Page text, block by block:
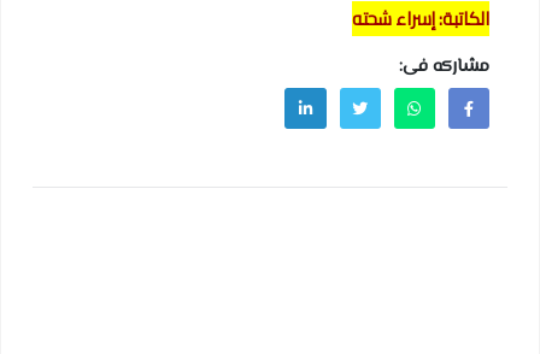
الكاتبة: إسراء شحته
مشاركه فى: